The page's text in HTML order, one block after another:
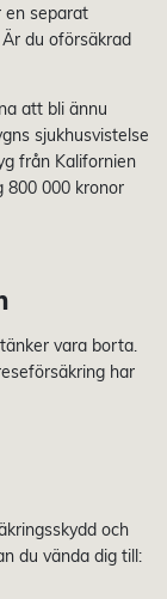
en separat
du oförsäkrad
att bli ännu
sjukhusvistelse
från Kalifornien
800 000 kronor
vara borta.
har
och
du vända dig till: